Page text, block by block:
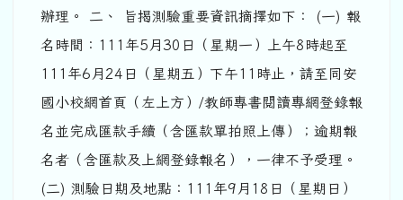
辦理。 二、 旨揭測驗重要資訊摘擇如下： (一) 報
名時間：111年5月30日（星期一）上午8時起至
111年6月24日（星期五）下午11時止，請至同安
國小校網首頁（左上方）/教師專書閱讀專網登錄報
名並完成匯款手續（含匯款單拍照上傳）；逾期報
名者（含匯款及上網登錄報名），一律不予受理。
(二) 測驗日期及地點：111年9月18日（星期日）